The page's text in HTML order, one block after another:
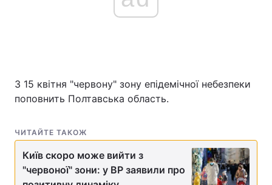
З 15 квітня "червону" зону епідемічної небезпеки
поповнить Полтавська область.
ЧИТАЙТЕ ТАКОЖ
Київ скоро може вийти з
"червоної" зони: у ВР заявили про